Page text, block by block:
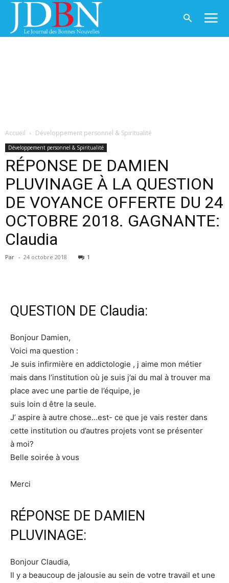
Accueil Développement personnel & Spiritualité
Développement personnel & Spiritualité
RÉPONSE DE DAMIEN
PLUVINAGE À LA QUESTION
DE VOYANCE OFFERTE DU 24
OCTOBRE 2018. GAGNANTE:
Claudia
Par - 24 octobre 2018 1
QUESTION DE Claudia:
Bonjour Damien,
Voici ma question :
Je suis infirmière en addictologie , j aime mon métier
mais dans l’institution où je suis j’ai du mal à trouver ma
place avec une partie de l’équipe, je
suis loin d être la seule.
J’ aspire à autre chose…est- ce que je vais rester dans
cette institution ou d’autres projets vont se présenter
à moi?
Belle soirée à vous
Merci
RÉPONSE DE DAMIEN
PLUVINAGE:
Bonjour Claudia,
Il y a beaucoup de jalousie au sein de votre travail et une